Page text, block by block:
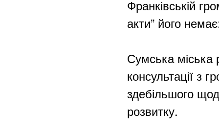
Франківській
акти” його
Сумська міська
консультації з
здебільшого
розвитку.